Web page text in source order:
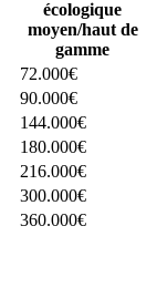
écologique
moyen/haut de
gamme
72.000€
90.000€
144.000€
180.000€
216.000€
300.000€
360.000€